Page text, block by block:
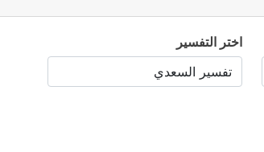
اختر التفسير